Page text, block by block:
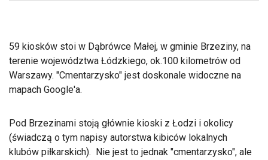
59 kiosków stoi w Dąbrówce Małej, w gminie Brzeziny, na
terenie województwa Łódzkiego, ok.100 kilometrów od
Warszawy. "Cmentarzysko" jest doskonale widoczne na
mapach Google'a.
Pod Brzezinami stoją głównie kioski z Łodzi i okolicy
(świadczą o tym napisy autorstwa kibiców lokalnych
klubów piłkarskich). Nie jest to jednak "cmentarzysko", ale